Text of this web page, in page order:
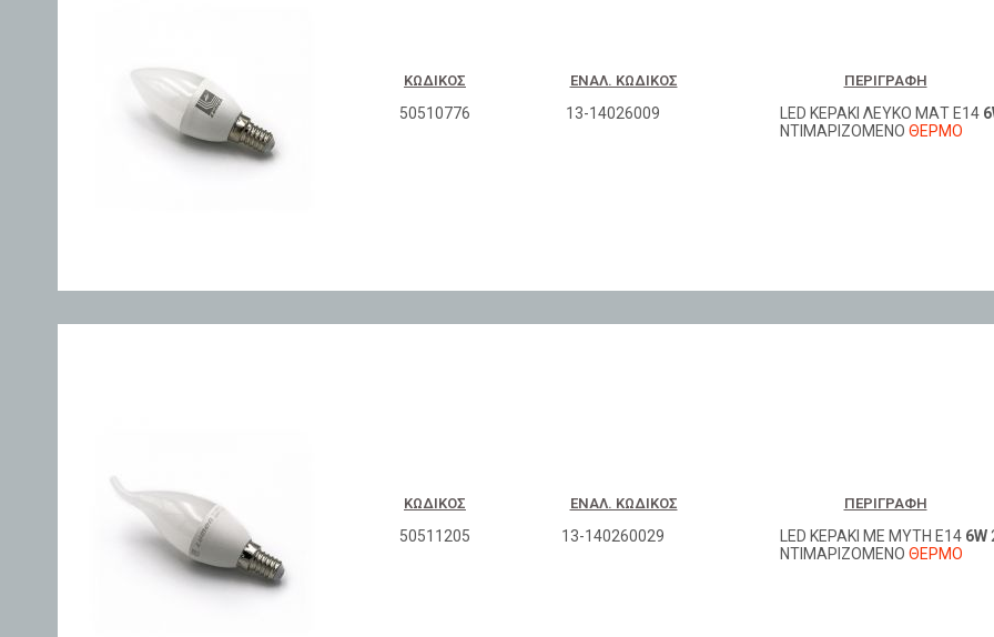
ΚΩΔΙΚΌΣ ΕΝΑΛ. ΚΩΔΙΚΌΣ ΠΕΡΙΓΡΑΦΉ
50510776 13-14026009 LED ΚΕΡΑΚΙ ΛΕΥΚΟ ΜΑΤ Ε14
ΝΤΙΜΑΡΙΖΟΜΕΝΟ ΘΕΡΜΟ
ΚΩΔΙΚΌΣ ΕΝΑΛ. ΚΩΔΙΚΌΣ ΠΕΡΙΓΡΑΦΉ
50511205 13-140260029 LED ΚΕΡΑΚΙ ΜΕ ΜΥΤΗ Ε14 6W
ΝΤΙΜΑΡΙΖΟΜΕΝΟ ΘΕΡΜΟ